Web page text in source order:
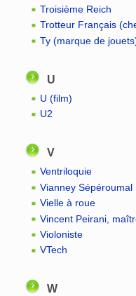
Troisième Reich
Trotteur Français
Ty (marque de
U
U (film)
U2
V
Ventriloquie
Vianney Sépéroumal
Vielle à roue
Vincent Peirani,
Violoniste
VTech
W